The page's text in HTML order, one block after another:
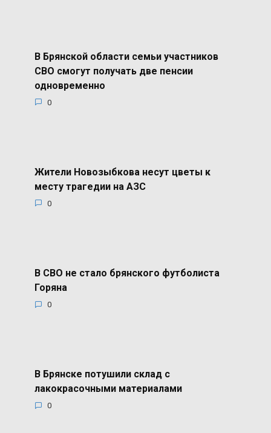
В Брянской области семьи участников
СВО смогут получать две пенсии
одновременно
0
Жители Новозыбкова несут цветы к
месту трагедии на АЗС
0
В СВО не стало брянского футболиста
Горяна
0
В Брянске потушили склад с
лакокрасочными материалами
0